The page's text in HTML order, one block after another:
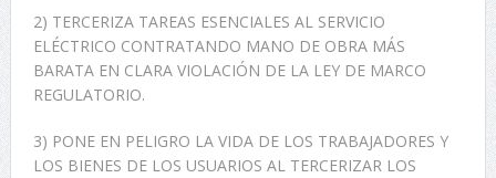
2) TERCERIZA TAREAS ESENCIALES AL SERVICIO
ELÉCTRICO CONTRATANDO MANO DE OBRA MÁS
BARATA EN CLARA VIOLACIÓN DE LA LEY DE MARCO
REGULATORIO.
3) PONE EN PELIGRO LA VIDA DE LOS TRABAJADORES Y
LOS BIENES DE LOS USUARIOS AL TERCERIZAR LOS